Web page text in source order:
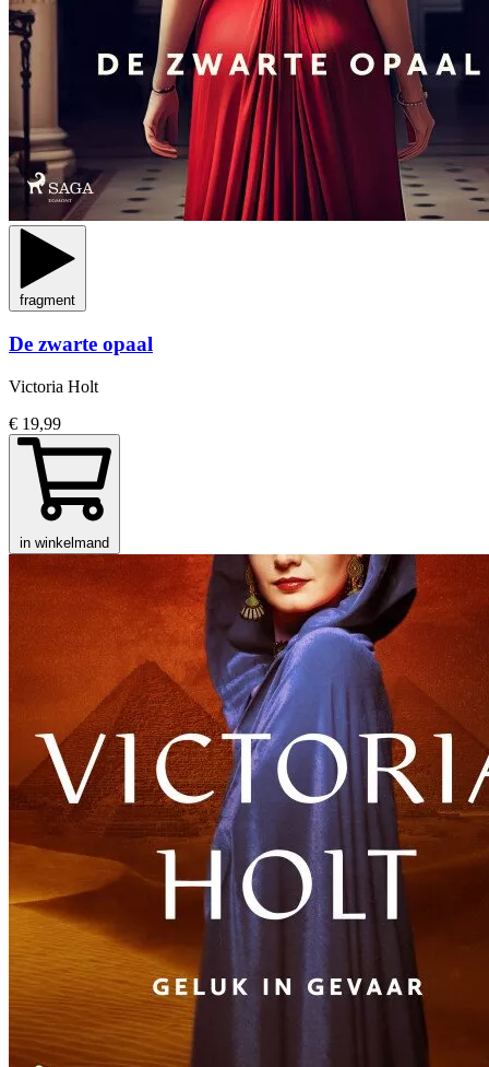
fragment
De zwarte opaal
Victoria Holt
€ 19,99
in winkelmand